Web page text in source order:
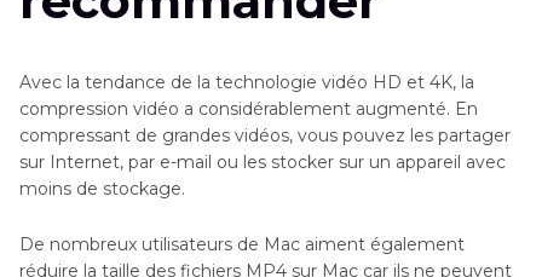
Avec la tendance de la technologie vidéo HD et 4K, la
compression vidéo a considérablement augmenté. En
compressant de grandes vidéos, vous pouvez les partager
sur Internet, par e-mail ou les stocker sur un appareil avec
moins de stockage.
De nombreux utilisateurs de Mac aiment également
réduire la taille des fichiers MP4 sur Mac car ils ne peuvent